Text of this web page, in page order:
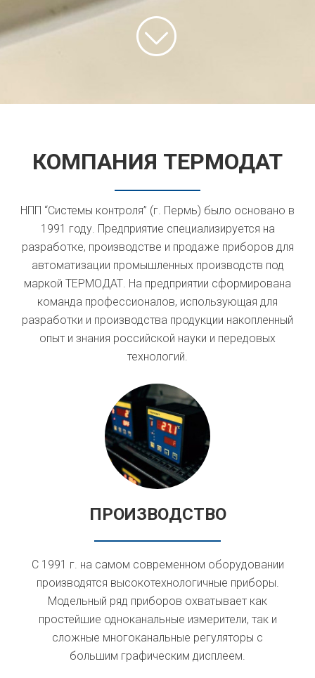
КОМПАНИЯ ТЕРМОДАТ
НПП “Системы контроля” (г. Пермь) было основано в
1991 году. Предприятие специализируется на
разработке, производстве и продаже приборов для
автоматизации промышленных производств под
маркой ТЕРМОДАТ. На предприятии сформирована
команда профессионалов, использующая для
разработки и производства продукции накопленный
опыт и знания российской науки и передовых
технологий.
ПРОИЗВОДСТВО
С 1991 г. на самом современном оборудовании
производятся высокотехнологичные приборы.
Модельный ряд приборов охватывает как
простейшие одноканальные измерители, так и
сложные многоканальные регуляторы с
большим графическим дисплеем.